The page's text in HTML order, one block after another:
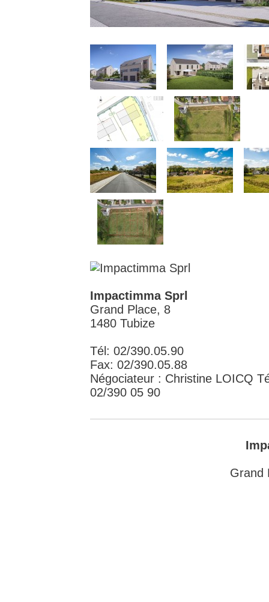
Impactimma Sprl
Grand Place, 8
1480 Tubize
Tél: 02/390.05.90
Fax: 02/390.05.88
Négociateur : Christine LOICQ
02/390 05 90
Grand